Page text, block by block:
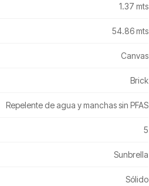
1.37 mts
54.86 mts
Canvas
Brick
Repelente de agua y manchas sin PFAS
5
Sunbrella
Sólido